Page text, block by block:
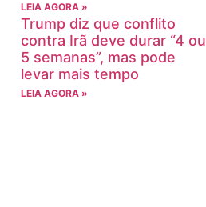
LEIA AGORA »
Trump diz que conflito
contra Irã deve durar “4 ou
5 semanas”, mas pode
levar mais tempo
LEIA AGORA »